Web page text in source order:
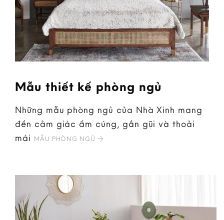
Mẫu thiết kế phòng ngủ
Những mẫu phòng ngủ của Nhà Xinh mang
đến cảm giác ấm cúng, gần gũi và thoải
mái MẪU PHÒNG NGỦ